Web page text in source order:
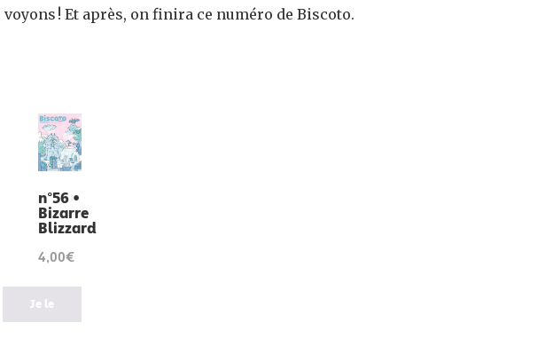
! Et après, on finira ce numéro de Biscoto.
n°56 •
Bizarre
Blizzard
4,00€
Je le